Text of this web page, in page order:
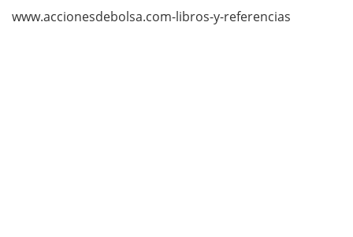
www.accionesdebolsa.com-libros-y-referen­cias